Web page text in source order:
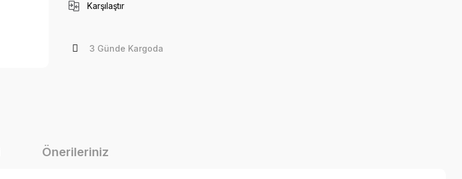
Karşılaştır
3 Günde Kargoda
Önerileriniz